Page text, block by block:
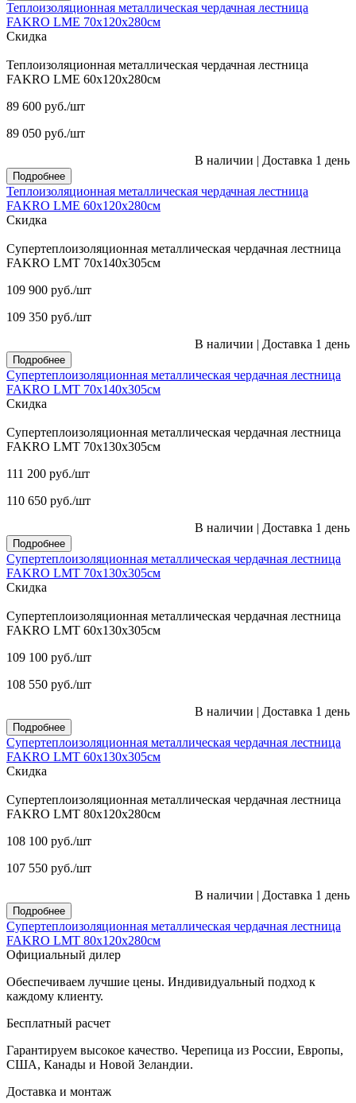
Теплоизоляционная металлическая чердачная лестница
FAKRO LME 70х120х280см
Скидка
Теплоизоляционная металлическая чердачная лестница
FAKRO LME 60х120х280см
89 600 руб./шт
89 050 руб./шт
В наличии | Доставка 1 день
Подробнее
Теплоизоляционная металлическая чердачная лестница
FAKRO LME 60х120х280см
Скидка
Супертеплоизоляционная металлическая чердачная лестница
FAKRO LMT 70х140х305см
109 900 руб./шт
109 350 руб./шт
В наличии | Доставка 1 день
Подробнее
Супертеплоизоляционная металлическая чердачная лестница
FAKRO LMT 70х140х305см
Скидка
Супертеплоизоляционная металлическая чердачная лестница
FAKRO LMT 70х130х305см
111 200 руб./шт
110 650 руб./шт
В наличии | Доставка 1 день
Подробнее
Супертеплоизоляционная металлическая чердачная лестница
FAKRO LMT 70х130х305см
Скидка
Супертеплоизоляционная металлическая чердачная лестница
FAKRO LMT 60х130х305см
109 100 руб./шт
108 550 руб./шт
В наличии | Доставка 1 день
Подробнее
Супертеплоизоляционная металлическая чердачная лестница
FAKRO LMT 60х130х305см
Скидка
Супертеплоизоляционная металлическая чердачная лестница
FAKRO LMT 80х120х280см
108 100 руб./шт
107 550 руб./шт
В наличии | Доставка 1 день
Подробнее
Супертеплоизоляционная металлическая чердачная лестница
FAKRO LMT 80х120х280см
Официальный дилер
Обеспечиваем лучшие цены. Индивидуальный подход к
каждому клиенту.
Бесплатный расчет
Гарантируем высокое качество. Черепица из России, Европы,
США, Канады и Новой Зеландии.
Доставка и монтаж